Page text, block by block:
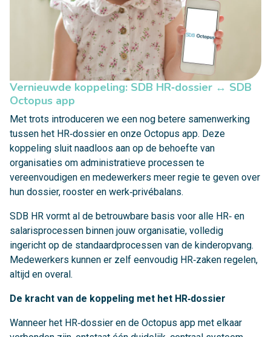
Vernieuwde koppeling: SDB HR‑dossier ↔ SDB
Octopus app
Met trots introduceren we een nog betere samenwerking
tussen het HR‑dossier en onze Octopus app. Deze
koppeling sluit naadloos aan op de behoefte van
organisaties om administratieve processen te
vereenvoudigen en medewerkers meer regie te geven over
hun dossier, rooster en werk‑privébalans.
SDB HR vormt al de betrouwbare basis voor alle HR‑ en
salarisprocessen binnen jouw organisatie, volledig
ingericht op de standaardprocessen van de kinderopvang.
Medewerkers kunnen er zelf eenvoudig HR‑zaken regelen,
altijd en overal.
De kracht van de koppeling met het HR‑dossier
Wanneer het HR‑dossier en de Octopus app met elkaar